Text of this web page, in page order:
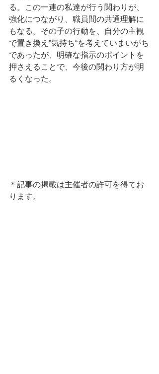
る。この一連の私達が行う関わりが、
強化につながり、職員間の共通理解に
もなる。その子の行動を、自分の主観
で置き換え”気持ち“を考えていまいがち
であったが、明確な指示のポイントを
押さえることで、今後の関わり方が明
るくなった。
＊記事の掲載は主催者の許可を得てお
ります。